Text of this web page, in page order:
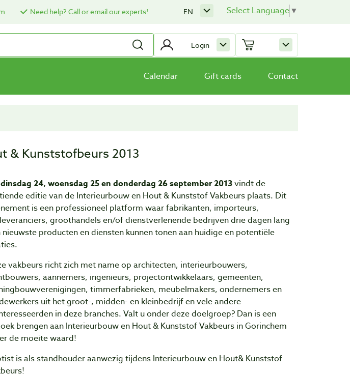
Need help? Call or email our experts! Select Language▼
EN
Login
Calendar Gift cards Contact
& Kunststofbeurs 2013
dinsdag 24, woensdag 25 en donderdag 26 september 2013vindt de
editie van de Interieurbouw en Hout & Kunststof Vakbeurs plaats. Dit
is een professioneel platform waar fabrikanten, importeurs,
groothandels en/of dienstverlenende bedrijven drie dagen lang
nieuwste producten en diensten kunnen tonen aan huidige en potentiële
vakbeurs richt zich met name op architecten, interieurbouwers,
aannemers, ingenieurs, projectontwikkelaars, gemeenten,
timmerfabrieken, meubelmakers, ondernemers en
uit het groot-, midden- en kleinbedrijf en vele andere
in deze branches. Valt u onder deze doelgroep? Dan is een
brengen aan Interieurbouw en Hout & Kunststof Vakbeurs in Gorinchem
de moeite waard!
is als standhouder aanwezig tijdens Interieurbouw en Hout& Kunststof